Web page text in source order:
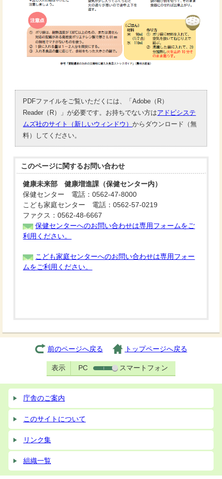
PDFファイルをご覧いただくには、「Adobe（R）
Reader（R）」が必要です。お持ちでない方はアドビシステ
ムズ社のサイト（新しいウィンドウ）からダウンロード（無
料）してください。
このページに関するお問い合わせ
健康未来部 健康増進課（保健センター内）
保健センター 電話：0562-47-8000
こども家庭センター 電話：0562-57-0219
ファクス：0562-48-6667
保健センターへのお問い合わせは専用フォームをご
利用ください。
こども家庭センターへのお問い合わせは専用フォー
ムをご利用ください。
前のページへ戻る トップページへ戻る
表示 PC スマートフォン
庁舎のご案内
このサイトについて
リンク集
組織一覧